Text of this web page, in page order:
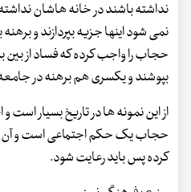
نداشته باشند در خانه هاشان
نمی شود اینها جزیه بپردازند و
حجاب را واجب کرده که فساد از بین
بپوشند و یکسری هم برهنه در
از این نمونه ها در تاریخ بسیار است
حجاب یک حکم اجتماعی است و آن
کرده پس باید رعایت شود.